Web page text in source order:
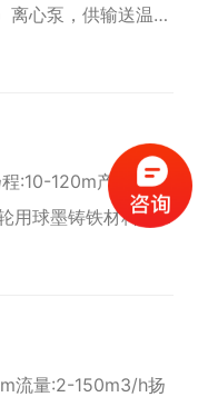
离心泵，供输送温度
于清水的其他液
:10-120m产品特点
用球墨铸铁材料，
优点。适用范围∶
流量:2-150m3/h扬